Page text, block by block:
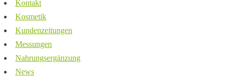
Kontakt
Kosmetik
Kundenzeitungen
Messungen
Nahrungsergänzung
News